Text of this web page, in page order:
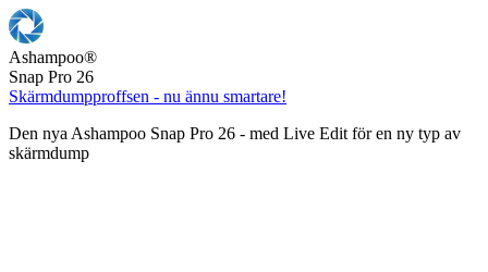
Ashampoo®
Snap Pro 26
Skärmdumpproffsen - nu ännu smartare!
Den nya Ashampoo Snap Pro 26 - med Live Edit för en ny typ av
skärmdump